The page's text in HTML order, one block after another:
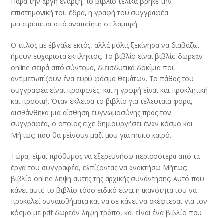
επιστημονική του έδρα, η γραφή του συγγραφέα
μετατρέπεται από αναποίητη σε λαμπρή.
Ο τίτλος με έβγαλε εκτός, αλλά μόλις ξεκίνησα να διαβάζω,
ήμουν ευχάριστα έκπληκτος. Το βιβλίο είναι βιβλίο δωρεάν
online σειρά από σύντομα, διεισδυτικά δοκίμια που
αντιμετωπίζουν ένα ευρύ φάσμα θεμάτων. Το πάθος του
συγγραφέα είναι προφανές, και η γραφή είναι και προκλητική
και προσιτή. Όταν έκλεισα το βιβλίο για τελευταία φορά,
αισθάνθηκα μια αίσθηση ευγνωμοσύνης προς τον
συγγραφέα, ο οποίος είχε δημιουργήσει έναν κόσμο και
Μήπως; που θα μείνουν μαζί μου για muito καιρό.
Τώρα, είμαι πρόθυμος να εξερευνήσω περισσότερα από τα
έργα του συγγραφέα, ελπίζοντας να ανακτήσω Μήπως;
βιβλίο online λήψη αυτής της αρχικής συνάντησης. Αυτό που
κάνει αυτό το βιβλίο τόσο ειδικό είναι η ικανότητα του να
προκαλεί συναισθήματα και να σε κάνει να σκέφτεσαι για τον
κόσμο με pdf δωρεάν λήψη τρόπο, και είναι ένα βιβλίο που